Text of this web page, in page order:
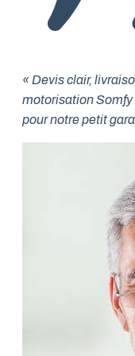
« Devis clair,
motorisation
pour notre petit